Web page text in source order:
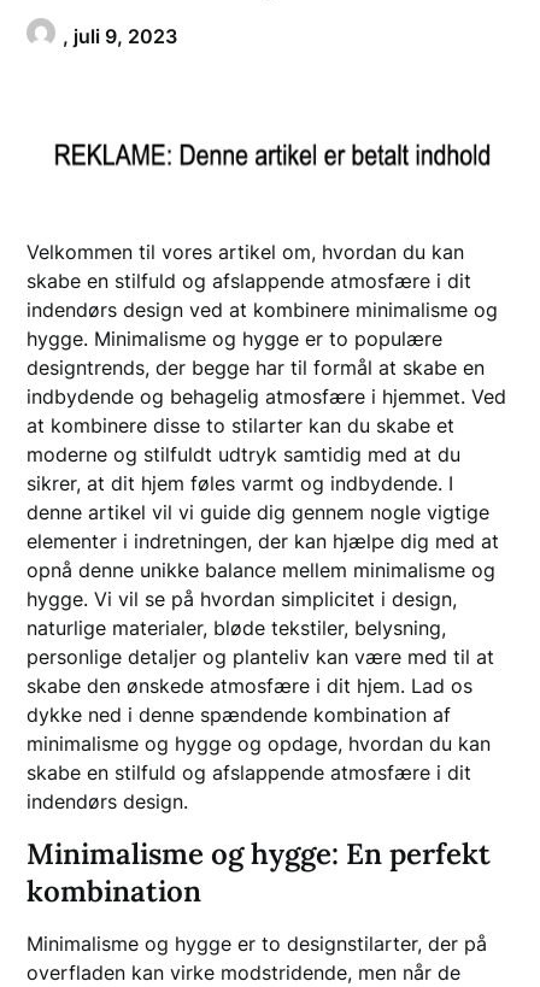
, juli 9, 2023
Velkommen til vores artikel om, hvordan du kan
skabe en stilfuld og afslappende atmosfære i dit
indendørs design ved at kombinere minimalisme og
hygge. Minimalisme og hygge er to populære
designtrends, der begge har til formål at skabe en
indbydende og behagelig atmosfære i hjemmet. Ved
at kombinere disse to stilarter kan du skabe et
moderne og stilfuldt udtryk samtidig med at du
sikrer, at dit hjem føles varmt og indbydende. I
denne artikel vil vi guide dig gennem nogle vigtige
elementer i indretningen, der kan hjælpe dig med at
opnå denne unikke balance mellem minimalisme og
hygge. Vi vil se på hvordan simplicitet i design,
naturlige materialer, bløde tekstiler, belysning,
personlige detaljer og planteliv kan være med til at
skabe den ønskede atmosfære i dit hjem. Lad os
dykke ned i denne spændende kombination af
minimalisme og hygge og opdage, hvordan du kan
skabe en stilfuld og afslappende atmosfære i dit
indendørs design.
Minimalisme og hygge: En perfekt
kombination
Minimalisme og hygge er to designstilarter, der på
overfladen kan virke modstridende, men når de